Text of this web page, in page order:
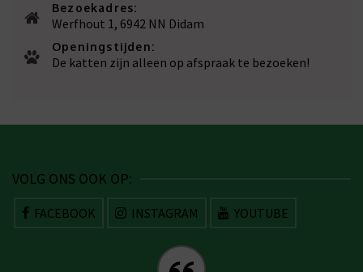
Bezoekadres:
Werfhout 1, 6942 NN Didam
Openingstijden:
De katten zijn alleen op afspraak te bezoeken!
VOLG ONS OOK OP:
FACEBOOK INSTAGRAM YOUTUBE